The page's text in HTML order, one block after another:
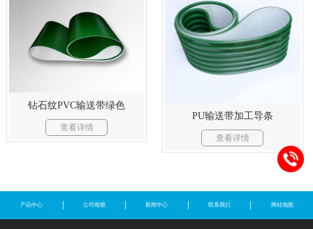
钻石纹PVC输送带绿色
查看详情
PU输送带加工导条
查看详情
产品中心 公司相册 新闻中心 联系我们 网站地图